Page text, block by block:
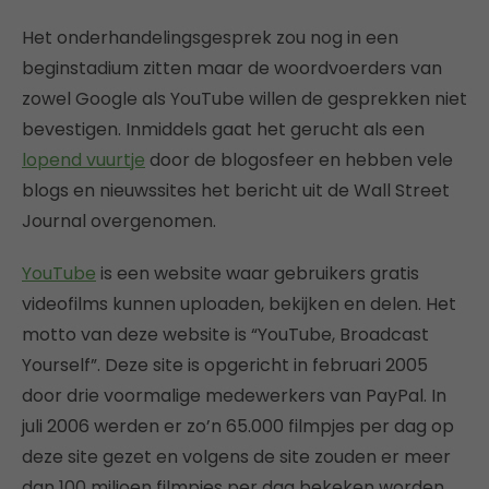
Het onderhandelingsgesprek zou nog in een
beginstadium zitten maar de woordvoerders van
zowel Google als YouTube willen de gesprekken niet
bevestigen. Inmiddels gaat het gerucht als een
lopend vuurtje door de blogosfeer en hebben vele
blogs en nieuwssites het bericht uit de Wall Street
Journal overgenomen.
YouTube is een website waar gebruikers gratis
videofilms kunnen uploaden, bekijken en delen. Het
motto van deze website is “YouTube, Broadcast
Yourself”. Deze site is opgericht in februari 2005
door drie voormalige medewerkers van PayPal. In
juli 2006 werden er zo’n 65.000 filmpjes per dag op
deze site gezet en volgens de site zouden er meer